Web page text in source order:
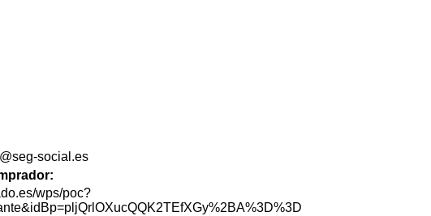
social.es
wps/poc?